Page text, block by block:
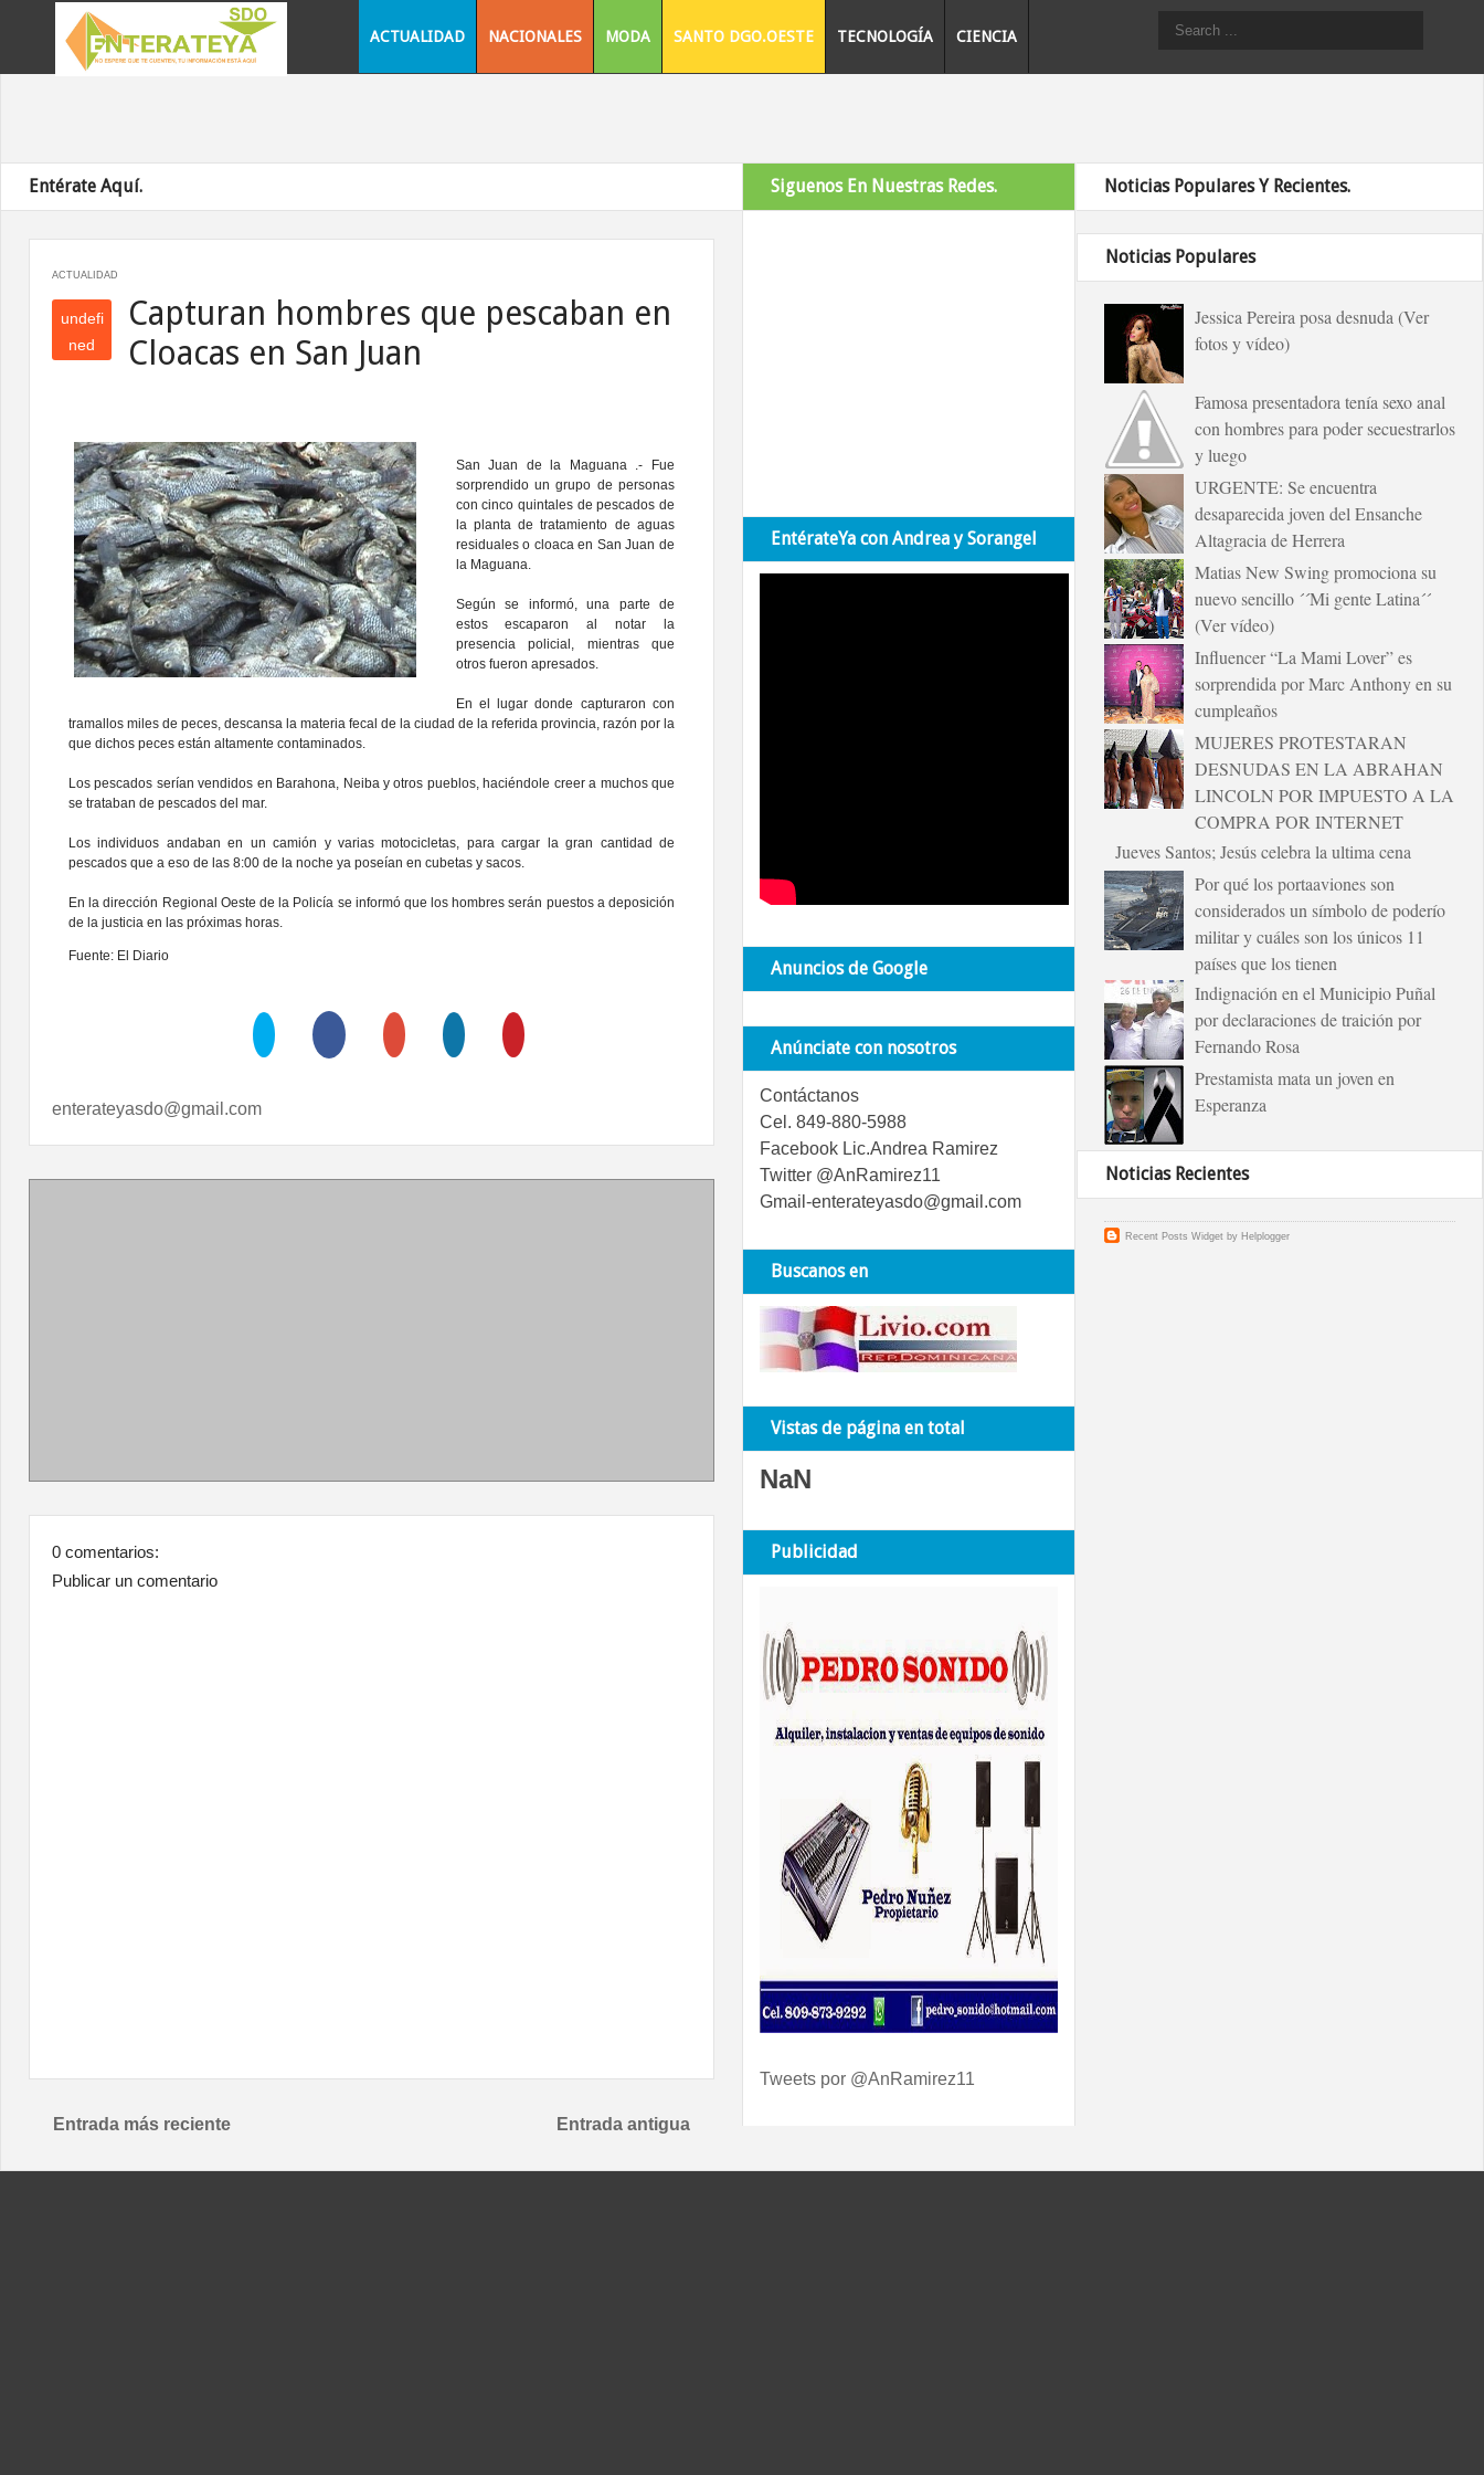
ACTUALIDAD NACIONALES MODA SANTO DGO.OESTE TECNOLOGÍA CIENCIA
Entérate Aquí.
ACTUALIDAD
undefi
ned
Capturan hombres que pescaban en
Cloacas en San Juan
San Juan de la Maguana .- Fue
sorprendido un grupo de personas
con cinco quintales de pescados de
la planta de tratamiento de aguas
residuales o cloaca en San Juan de
la Maguana.
Según se informó, una parte de
estos escaparon al notar la
presencia policial, mientras que
otros fueron apresados.
En el lugar donde capturaron con
tramallos miles de peces, descansa la materia fecal de la ciudad de la referida provincia, razón por la
que dichos peces están altamente contaminados.
Los pescados serían vendidos en Barahona, Neiba y otros pueblos, haciéndole creer a muchos que
se trataban de pescados del mar.
Los individuos andaban en un camión y varias motocicletas, para cargar la gran cantidad de
pescados que a eso de las 8:00 de la noche ya poseían en cubetas y sacos.
En la dirección Regional Oeste de la Policía se informó que los hombres serán puestos a deposición
de la justicia en las próximas horas.
Fuente: El Diario
enterateyasdo@gmail.com
0 comentarios:
Publicar un comentario
Entrada más reciente Entrada antigua
Siguenos En Nuestras Redes.
EntérateYa con Andrea y Sorangel
Anuncios de Google
Anúnciate con nosotros
Contáctanos
Cel. 849-880-5988
Facebook Lic.Andrea Ramirez
Twitter @AnRamirez11
Gmail-enterateyasdo@gmail.com
Buscanos en
Vistas de página en total
NaN
Publicidad
Tweets por @AnRamirez11
Noticias Populares Y Recientes.
Noticias Populares
Jessica Pereira posa desnuda (Ver
fotos y vídeo)
Famosa presentadora tenía sexo anal
con hombres para poder secuestrarlos
y luego
URGENTE: Se encuentra
desaparecida joven del Ensanche
Altagracia de Herrera
Matias New Swing promociona su
nuevo sencillo ´´Mi gente Latina´´
(Ver vídeo)
Influencer “La Mami Lover” es
sorprendida por Marc Anthony en su
cumpleaños
MUJERES PROTESTARAN
DESNUDAS EN LA ABRAHAN
LINCOLN POR IMPUESTO A LA
COMPRA POR INTERNET
Jueves Santos; Jesús celebra la ultima cena
Por qué los portaaviones son
considerados un símbolo de poderío
militar y cuáles son los únicos 11
países que los tienen
Indignación en el Municipio Puñal
por declaraciones de traición por
Fernando Rosa
Prestamista mata un joven en
Esperanza
Noticias Recientes
Recent Posts Widgetby Helplogger